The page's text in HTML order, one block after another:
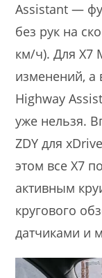
Assistant —
без рук на
км/ч). Для X7
изменений, а
Highway
уже нельзя.
ZDY для
этом все X7
активным
кругового
датчиками и